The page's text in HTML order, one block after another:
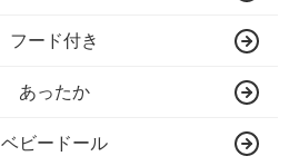
フード付き
あったか
ベビードール